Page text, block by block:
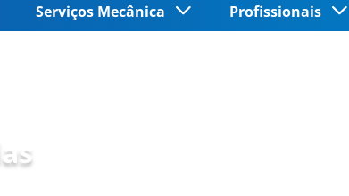
Serviços Mecânica Profissionais